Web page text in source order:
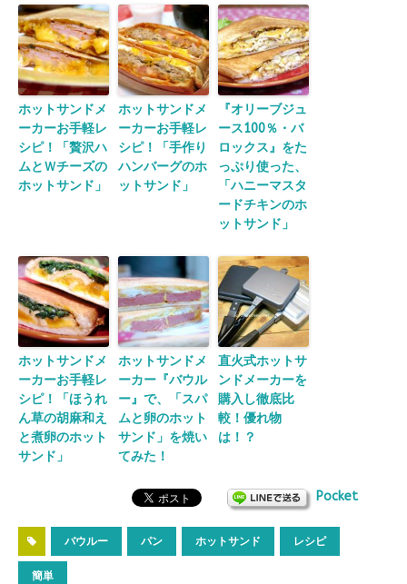
ホットサンドメ
ーカーお手軽レ
シピ！「贅沢ハ
ムとＷチーズの
ホットサンド」
ホットサンドメ
ーカーお手軽レ
シピ！「手作り
ハンバーグのホ
ットサンド」
『オリーブジュ
ース100％・バ
ロックス』をた
っぷり使った、
「ハニーマスタ
ードチキンのホ
ットサンド」
ホットサンドメ
ーカーお手軽レ
シピ！「ほうれ
ん草の胡麻和え
と煮卵のホット
サンド」
ホットサンドメ
ーカー『バウル
ー』で、「スパ
ムと卵のホット
サンド」を焼い
てみた！
直火式ホットサ
ンドメーカーを
購入し徹底比
較！優れ物
は！？
Pocket
バウルー パン ホットサンド レシピ
簡単